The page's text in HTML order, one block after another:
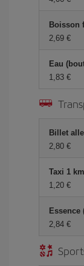
Boisson
2,69 €
Eau
1,83 €
Billet
2,80 €
Taxi 1
1,20 €
Essence
2,84 €